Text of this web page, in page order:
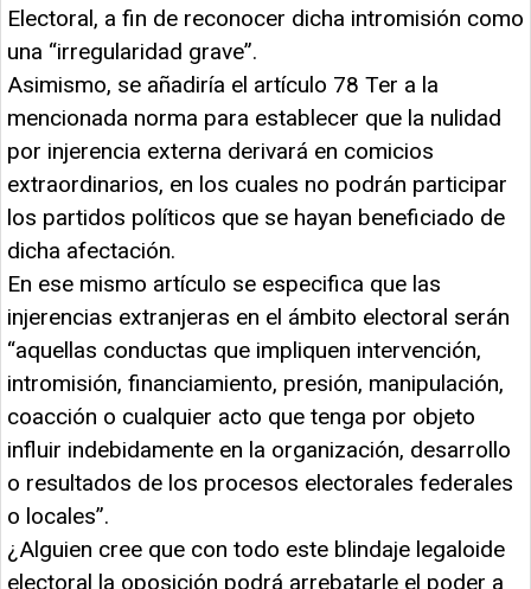
Electoral, a fin de reconocer dicha intromisión como
una “irregularidad grave”.
Asimismo, se añadiría el artículo 78 Ter a la
mencionada norma para establecer que la nulidad
por injerencia externa derivará en comicios
extraordinarios, en los cuales no podrán participar
los partidos políticos que se hayan beneficiado de
dicha afectación.
En ese mismo artículo se especifica que las
injerencias extranjeras en el ámbito electoral serán
“aquellas conductas que impliquen intervención,
intromisión, financiamiento, presión, manipulación,
coacción o cualquier acto que tenga por objeto
influir indebidamente en la organización, desarrollo
o resultados de los procesos electorales federales
o locales”.
¿Alguien cree que con todo este blindaje legaloide
electoral la oposición podrá arrebatarle el poder a